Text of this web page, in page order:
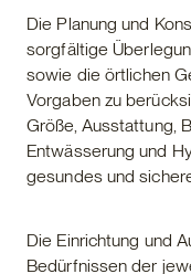
Die Planung und
sorgfältige
sowie die örtlichen
Vorgaben zu
Größe, Ausstattung,
Entwässerung und
gesundes und
Die Einrichtung und
Bedürfnissen der